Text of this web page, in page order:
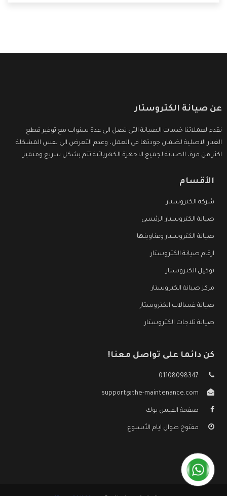
عن صيانة الكتروستار
نقدم لعملائنا خدمات الصيانة التى تصل الى عدة سنوات مع توفير قطع
الغيار الاصلية لضمان جودتها فى العمل، وعدم التعرض الى نفس المشكلة
اكثر من مرة، الصيانة لجميع الاجهزة الكهربائية تتم بشكل سريع ومتميز.
الأقسام
شركة الكتروستار
صيانة الكتروستار الرئيسي
صيانة الكتروستار وعناوينها
ارقام صيانة الكتروستار
توكيل الكتروستار
مركز صيانة الكتروستار
صيانة غسالات الكتروستار
صيانة ثلاجات الكتروستار
كن دائما على تواصل معنا!
01108098347
support@the-maintenance.com
صفحة الفيس بوك
مفتوح طوال ايام الأسبوع